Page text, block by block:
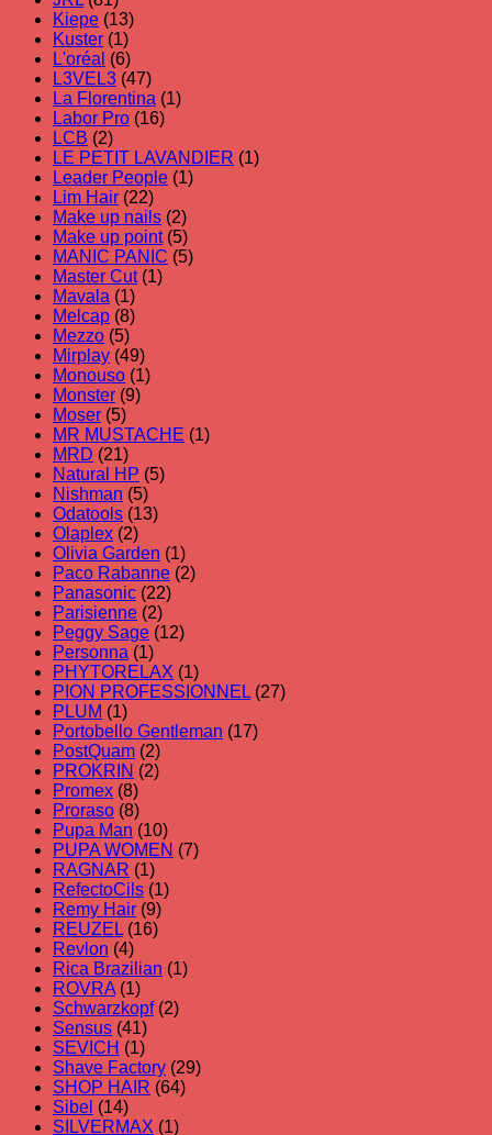
Kiepe (13)
Kuster (1)
L'oréal (6)
L3VEL3 (47)
La Florentina (1)
Labor Pro (16)
LCB (2)
LE PETIT LAVANDIER (1)
Leader People (1)
Lim Hair (22)
Make up nails (2)
Make up point (5)
MANIC PANIC (5)
Master Cut (1)
Mavala (1)
Melcap (8)
Mezzo (5)
Mirplay (49)
Monouso (1)
Monster (9)
Moser (5)
MR MUSTACHE (1)
MRD (21)
Natural HP (5)
Nishman (5)
Odatools (13)
Olaplex (2)
Olivia Garden (1)
Paco Rabanne (2)
Panasonic (22)
Parisienne (2)
Peggy Sage (12)
Personna (1)
PHYTORELAX (1)
PION PROFESSIONNEL (27)
PLUM (1)
Portobello Gentleman (17)
PostQuam (2)
PROKRIN (2)
Promex (8)
Proraso (8)
Pupa Man (10)
PUPA WOMEN (7)
RAGNAR (1)
RefectoCils (1)
Remy Hair (9)
REUZEL (16)
Revlon (4)
Rica Brazilian (1)
ROVRA (1)
Schwarzkopf (2)
Sensus (41)
SEVICH (1)
Shave Factory (29)
SHOP HAIR (64)
Sibel (14)
SILVERMAX (1)